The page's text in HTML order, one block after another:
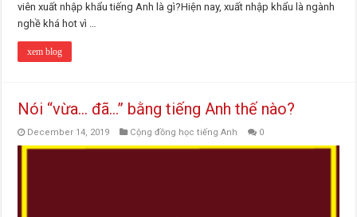
viên xuất nhập khẩu tiếng Anh là gì?Hiện nay, xuất nhập khẩu là ngành
nghề khá hot vì …
xem blog
Nói “vừa… đã…” bằng tiếng Anh thế nào?
December 14, 2019 Cộng đồng học tiếng Anh 0